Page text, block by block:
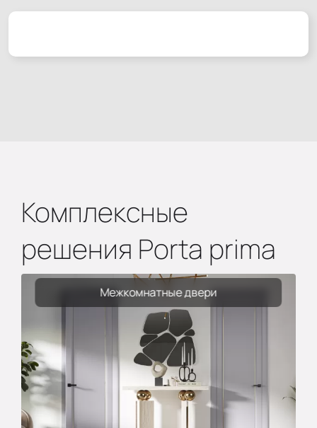
Комплексные
решения Porta prima
Межкомнатные двери